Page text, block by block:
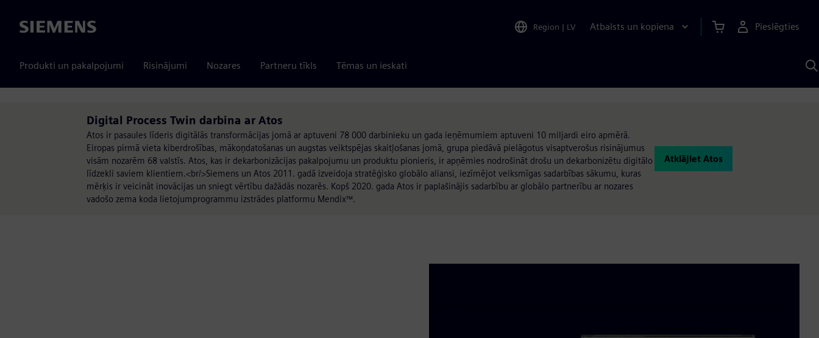
Siemens Region | LV Atbalsts un kopiena Pieslēgties
Produkti un pakalpojumi Risinājumi Nozares Partneru tīkls Tēmas un ieskati
Digital Process Twin darbina ar Atos
Atos ir pasaules līderis digitālās transformācijas jomā ar aptuveni 78 000 darbinieku un gada ieņēmumiem aptuveni 10 miljardi eiro apmērā.
Eiropas pirmā vieta kiberdrošības, mākoņdatošanas un augstas veiktspējas skaitļošanas jomā, grupa piedāvā pielāgotus visaptverošus risinājumus
visām nozarēm 68 valstīs. Atos, kas ir dekarbonizācijas pakalpojumu un produktu pionieris, ir apņēmies nodrošināt drošu un dekarbonizētu digitālo
līdzekli saviem klientiem.<br/>Siemens un Atos 2011. gadā izveidoja stratēģisko globālo aliansi, iezīmējot veiksmīgas sadarbības sākumu, kuras
mērķis ir veicināt inovācijas un sniegt vērtību dažādās nozarēs. Kopš 2020. gada Atos ir paplašinājis sadarbību ar globālo partnerību ar nozares
vadošo zema koda lietojumprogrammu izstrādes platformu Mendix™.
Atklājiet Atos